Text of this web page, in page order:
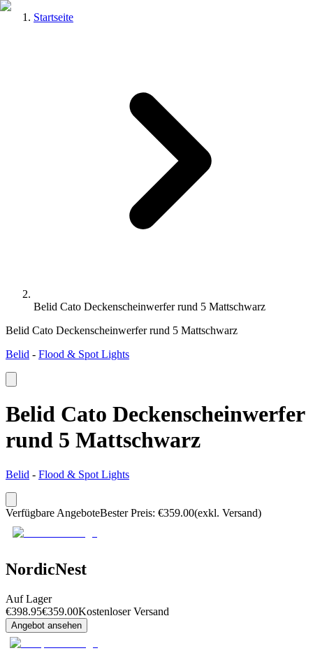
Startseite
Belid Cato Deckenscheinwerfer rund 5 Mattschwarz
Belid Cato Deckenscheinwerfer rund 5 Mattschwarz
Belid - Flood & Spot Lights
Belid Cato Deckenscheinwerfer
rund 5 Mattschwarz
Belid - Flood & Spot Lights
Verfügbare AngeboteBester Preis: €359.00(exkl. Versand)
NordicNest
Auf Lager
€398.95€359.00Kostenloser Versand
Angebot ansehen